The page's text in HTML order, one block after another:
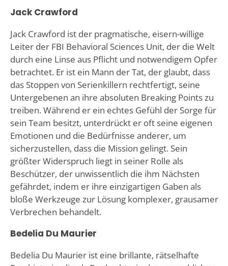
Jack Crawford
Jack Crawford ist der pragmatische, eisern-willige
Leiter der FBI Behavioral Sciences Unit, der die Welt
durch eine Linse aus Pflicht und notwendigem Opfer
betrachtet. Er ist ein Mann der Tat, der glaubt, dass
das Stoppen von Serienkillern rechtfertigt, seine
Untergebenen an ihre absoluten Breaking Points zu
treiben. Während er ein echtes Gefühl der Sorge für
sein Team besitzt, unterdrückt er oft seine eigenen
Emotionen und die Bedürfnisse anderer, um
sicherzustellen, dass die Mission gelingt. Sein
größter Widerspruch liegt in seiner Rolle als
Beschützer, der unwissentlich die ihm Nächsten
gefährdet, indem er ihre einzigartigen Gaben als
bloße Werkzeuge zur Lösung komplexer, grausamer
Verbrechen behandelt.
Bedelia Du Maurier
Bedelia Du Maurier ist eine brillante, rätselhafte